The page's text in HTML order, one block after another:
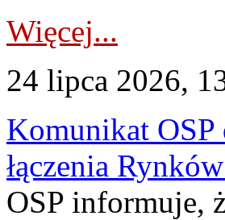
Więcej...
24 lipca 2026,
Komunikat OSP
łączenia
OSP informuje,